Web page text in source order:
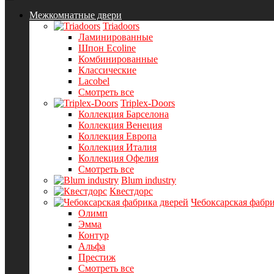
Межкомнатные двери
Triadoors
Ламинированные
Шпон Ecoline
Комбинированные
Классические
Lacobel
Смотреть все
Triplex-Doors
Коллекция Барселона
Коллекция Венеция
Коллекция Европа
Коллекция Италия
Коллекция Офелия
Смотреть все
Blum industry
Квестдорс
Чебоксарская
Олимп
Эмма
Контур
Альфа
Престиж
Смотреть все